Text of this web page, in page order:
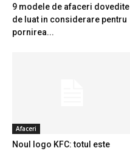
9 modele de afaceri dovedite
de luat in considerare pentru
pornirea...
Afaceri
Noul logo KFC: totul este